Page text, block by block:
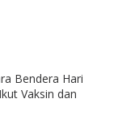
Bendera Hari
Vaksin dan